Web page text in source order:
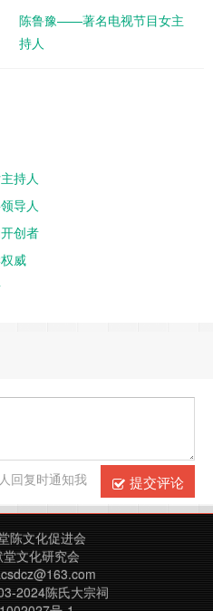
陈鲁豫——著名电视节目女主
持人
持人
导人
创者
威
提交评论
回复时通知我
陈文化促进会
文化研究会
2024陈氏大宗祠